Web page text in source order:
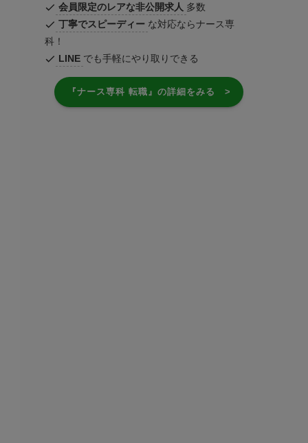
会員限定のレアな非公開求人 多数
丁寧でスピーディー な対応ならナース専
科！
LINE でも手軽にやり取りできる
『ナース専科 転職』の詳細をみる >